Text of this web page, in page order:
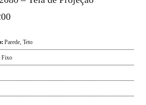
Parede,Teto
Fixo